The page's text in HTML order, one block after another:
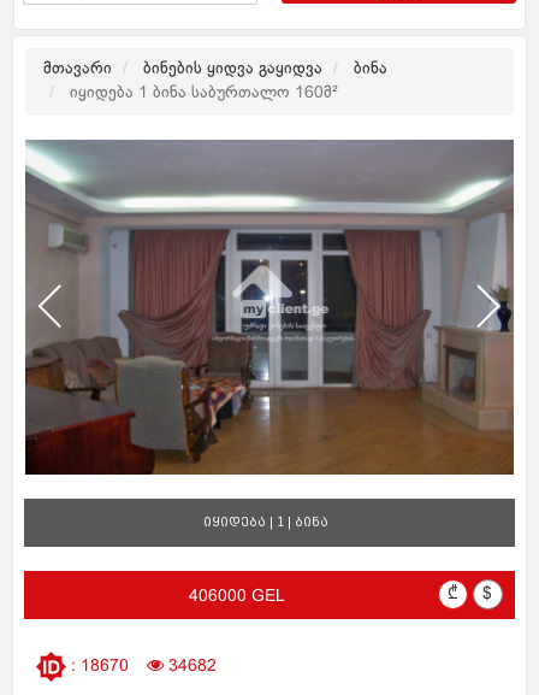
მთავარი ბინების ყიდვა გაყიდვა
ბინა
იყიდება 1 ბინა საბურთალო 160მ²
იყიდება | 1 | ბინა
406000 GEL ₾ $
: 18670 34682